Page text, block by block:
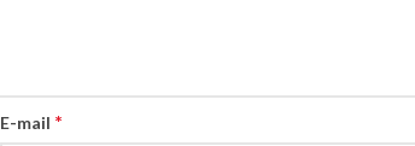
E-mail *